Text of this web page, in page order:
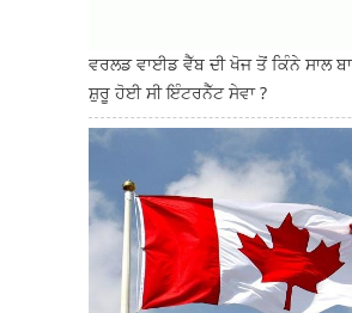
ਵਰਲਡ ਵਾਈਡ ਵੈੱਬ ਦੀ ਖੋਜ ਤੋਂ ਕਿੰਨੇ ਸਾਲ
ਸ਼ੁਰੂ ਹੋਈ ਸੀ ਇੰਟਰਨੈੱਟ ਸੇਵਾ ?